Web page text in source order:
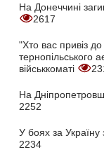
На Донеччині
2617
"Хто вас привіз
тернопільського
військкоматі
На
2252
У боях за
2234